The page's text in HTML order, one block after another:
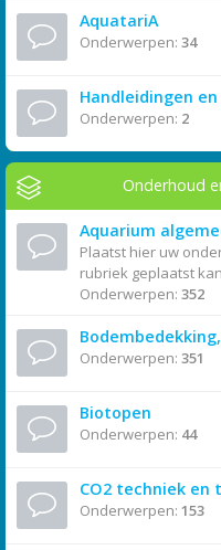
AquatariA
Onderwerpen: 34
Handleidingen
Onderwerpen: 2
Onderhoud
Aquarium
Plaatst hier uw
rubriek geplaatst
Onderwerpen: 352
Onderwerpen: 351
Biotopen
Onderwerpen: 44
CO2 techniek en
Onderwerpen: 153